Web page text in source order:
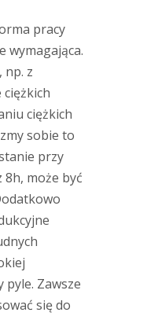
pracy
wymagająca.
np. z
ciężkich
ciężkich
sobie to
przy
może być
pyle. Zawsze
się do